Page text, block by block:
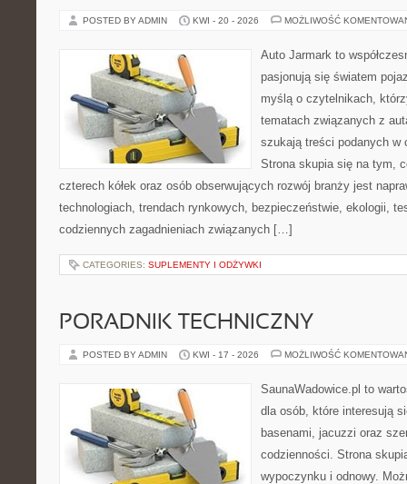
POSTED BY ADMIN KWI - 20 - 2026 MOŻLIWOŚĆ
Auto Jarmark to
pasjonują się światem
myślą o czytelnikach,
tematach związanych z
szukają treści podanych
Strona skupia się na tym,
czterech kółek oraz osób obserwujących rozwój branży jest
technologiach, trendach rynkowych, bezpieczeństwie, ekologii,
codziennych zagadnieniach związanych […]
CATEGORIES: SUPLEMENTY I ODŻYWKI
PORADNIK TECHNICZNY
POSTED BY ADMIN KWI - 17 - 2026 MOŻLIWOŚĆ
SaunaWadowice.pl to
dla osób, które interesują
basenami, jacuzzi oraz
codzienności. Strona
wypoczynku i odnowy.